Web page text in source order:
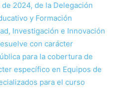
2024, de la Delegación
y Formación
Investigación e Innovación
con carácter
para la cobertura de
específico en Equipos de
para el curso